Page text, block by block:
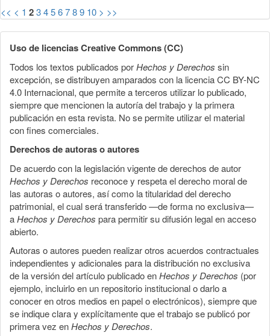
<< < 1 23456789 10 > >>
Uso de licencias Creative Commons (CC)
Todos los textos publicados porHechos y Derechos sin
excepción, se distribuyen amparados con la licencia CC BY-NC
4.0 Internacional, que permite a terceros utilizar lo publicado,
siempre que mencionen la autoría del trabajo y la primera
publicación en esta revista. No se permite utilizar el material
con fines comerciales.
Derechos de autoras o autores
De acuerdo con la legislación vigente de derechos de autor
Hechos y Derechos reconoce y respeta el derecho moral de
las autoras o autores, así como la titularidad del derecho
patrimonial, el cual será transferido —de forma no exclusiva—
aHechos y Derechos para permitir su difusión legal en acceso
abierto.
Autoras o autores pueden realizar otros acuerdos contractuales
independientes y adicionales para la distribución no exclusiva
de la versión del artículo publicado enHechos y Derechos (por
ejemplo, incluirlo en un repositorio institucional o darlo a
conocer en otros medios en papel o electrónicos), siempre que
se indique clara y explícitamente que el trabajo se publicó por
primera vez enHechos y Derechos.